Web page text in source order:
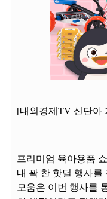
[내외경제TV 신단아
프리미엄 육아용품
내 꽉 찬 핫딜 행사를
모움은 이번 행사를